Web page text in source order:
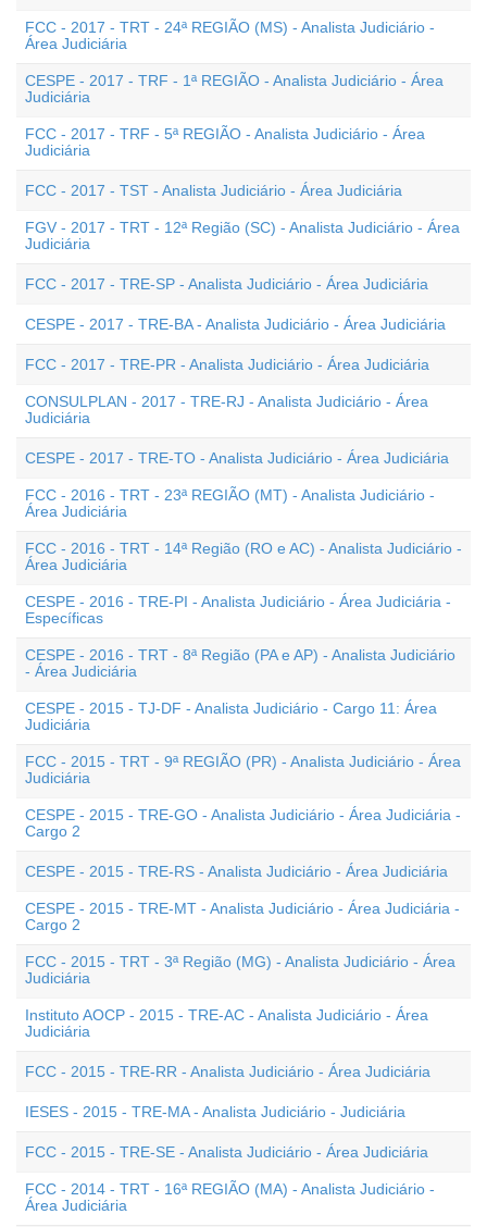
FCC - 2017 - TRT - 24ª REGIÃO (MS) - Analista Judiciário -
Área Judiciária
CESPE - 2017 - TRF - 1ª REGIÃO - Analista Judiciário - Área
Judiciária
FCC - 2017 - TRF - 5ª REGIÃO - Analista Judiciário - Área
Judiciária
FCC - 2017 - TST - Analista Judiciário - Área Judiciária
FGV - 2017 - TRT - 12ª Região (SC) - Analista Judiciário - Área
Judiciária
FCC - 2017 - TRE-SP - Analista Judiciário - Área Judiciária
CESPE - 2017 - TRE-BA - Analista Judiciário - Área Judiciária
FCC - 2017 - TRE-PR - Analista Judiciário - Área Judiciária
CONSULPLAN - 2017 - TRE-RJ - Analista Judiciário - Área
Judiciária
CESPE - 2017 - TRE-TO - Analista Judiciário - Área Judiciária
FCC - 2016 - TRT - 23ª REGIÃO (MT) - Analista Judiciário -
Área Judiciária
FCC - 2016 - TRT - 14ª Região (RO e AC) - Analista Judiciário -
Área Judiciária
CESPE - 2016 - TRE-PI - Analista Judiciário - Área Judiciária -
Específicas
CESPE - 2016 - TRT - 8ª Região (PA e AP) - Analista Judiciário
- Área Judiciária
CESPE - 2015 - TJ-DF - Analista Judiciário - Cargo 11: Área
Judiciária
FCC - 2015 - TRT - 9ª REGIÃO (PR) - Analista Judiciário - Área
Judiciária
CESPE - 2015 - TRE-GO - Analista Judiciário - Área Judiciária -
Cargo 2
CESPE - 2015 - TRE-RS - Analista Judiciário - Área Judiciária
CESPE - 2015 - TRE-MT - Analista Judiciário - Área Judiciária -
Cargo 2
FCC - 2015 - TRT - 3ª Região (MG) - Analista Judiciário - Área
Judiciária
Instituto AOCP - 2015 - TRE-AC - Analista Judiciário - Área
Judiciária
FCC - 2015 - TRE-RR - Analista Judiciário - Área Judiciária
IESES - 2015 - TRE-MA - Analista Judiciário - Judiciária
FCC - 2015 - TRE-SE - Analista Judiciário - Área Judiciária
FCC - 2014 - TRT - 16ª REGIÃO (MA) - Analista Judiciário -
Área Judiciária